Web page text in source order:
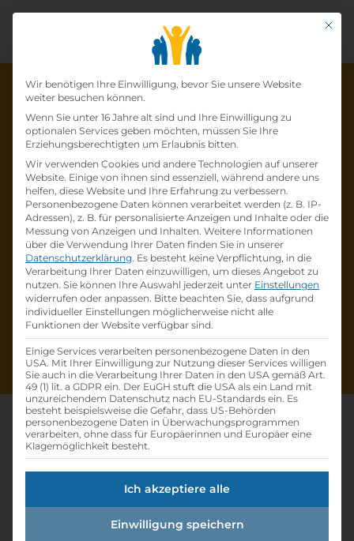
Die Lehrstelle wurde schon
besetzt!
Die LehrstelleLehre zum Augenoptiker
(w/m/d)beiFielmann GmbHist schonbesetzt
Firmenprofil besuchen
Andere Lehrstelle suchen
Lehre Zum Augenoptiker
(w/m/d)
Offene Lehrstellen»Lehre zum
Mit
Datenschutz-
Wir benötigen Ihre Einwilligung, bevor Sie unsere Website
weiter besuchen können.
Wenn Sie unter 16 Jahre alt sind und Ihre Einwilligung zu
optionalen Services geben möchten, müssen Sie Ihre
Erziehungsberechtigten um Erlaubnis bitten.
Wir verwenden Cookies und andere Technologien auf unserer
Website. Einige von ihnen sind essenziell, während andere uns
helfen, diese Website und Ihre Erfahrung zu verbessern.
Personenbezogene Daten können verarbeitet werden (z. B. IP-
Adressen), z. B. für personalisierte Anzeigen und Inhalte oder die
Messung von Anzeigen und Inhalten. Weitere Informationen
über die Verwendung Ihrer Daten finden Sie in unserer
Datenschutzerklärung. Es besteht keine Verpflichtung, in die
Verarbeitung Ihrer Daten einzuwilligen, um dieses Angebot zu
nutzen. Sie können Ihre Auswahl jederzeit unter Einstellungen
widerrufen oder anpassen. Bitte beachten Sie, dass aufgrund
individueller Einstellungen möglicherweise nicht alle
Funktionen der Website verfügbar sind.
Einige Services verarbeiten personenbezogene Daten in den
USA. Mit Ihrer Einwilligung zur Nutzung dieser Services willigen
Sie auch in die Verarbeitung Ihrer Daten in den USA gemäß Art.
49 (1) lit. a GDPR ein. Der EuGH stuft die USA als ein Land mit
unzureichendem Datenschutz nach EU-Standards ein. Es
besteht beispielsweise die Gefahr, dass US-Behörden
personenbezogene Daten in Überwachungsprogrammen
verarbeiten, ohne dass für Europäerinnen und Europäer eine
Klagemöglichkeit besteht.
Ich akzeptiere alle
Einwilligung speichern